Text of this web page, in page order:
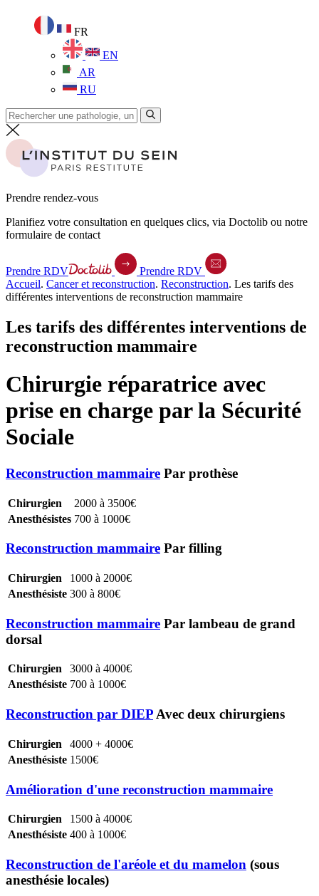
FR
EN
AR
RU
Prendre rendez-vous
Planifiez votre consultation en quelques clics, via Doctolib ou notre
formulaire de contact
Prendre RDV
Prendre RDV
Accueil. Cancer et reconstruction. Reconstruction. Les tarifs des
différentes interventions de reconstruction mammaire
Les tarifs des différentes interventions de
reconstruction mammaire
Chirurgie réparatrice avec
prise en charge par la Sécurité
Sociale
Reconstruction mammaire Par prothèse
Chirurgien
2000 à 3500€
Anesthésistes 700 à 1000€
Reconstruction mammaire Par filling
Chirurgien
1000 à 2000€
Anesthésiste 300 à 800€
Reconstruction mammaire Par lambeau de grand
dorsal
Chirurgien
3000 à 4000€
Anesthésiste 700 à 1000€
Reconstruction par DIEP Avec deux chirurgiens
Chirurgien
4000 + 4000€
Anesthésiste 1500€
Amélioration d'une reconstruction mammaire
Chirurgien
1500 à 4000€
Anesthésiste 400 à 1000€
Reconstruction de l'aréole et du mamelon (sous
anesthésie locales)